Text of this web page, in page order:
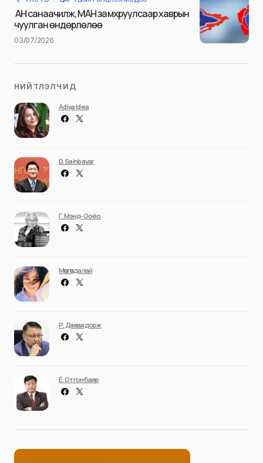
Илгээх
АН санаачилж, МАН замхруулсаар хаврын
чуулган өндөрлөлөө
03/07/2026
НИЙТЛЭЛЧИД
Adiya Idea
D. Sainbayar
Г. Мэнд-Ооёо
Мөнгөндалай
Р. Даваадорж
Ё. Отгонбаяр